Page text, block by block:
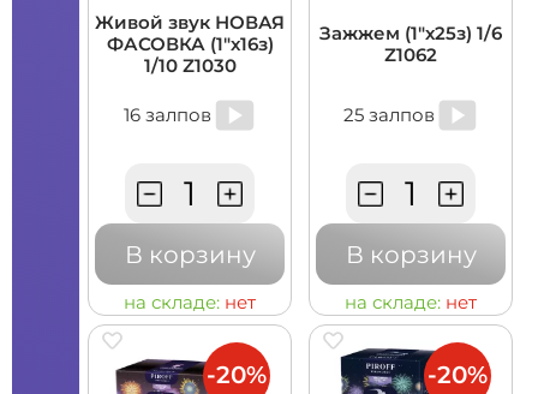
Живой звук НОВАЯ
ФАСОВКА (1"х16з)
1/10 Z1030
16 залпов
В корзину
на складе: нет
Зажжем (1"х25з) 1/6
Z1062
25 залпов
В корзину
на складе: нет
-20% -20%